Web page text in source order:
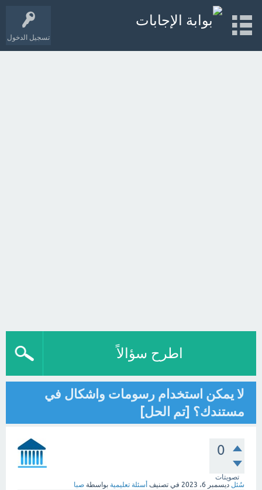
تسجيل الدخول
اطرح سؤالاً
لا يمكن استخدام رسومات واشكال في
مستندك؟ [تم الحل]
0
تصويتات
سُئل ديسمبر 6، 2023 في تصنيف أسئلة تعليمية بواسطة صبا